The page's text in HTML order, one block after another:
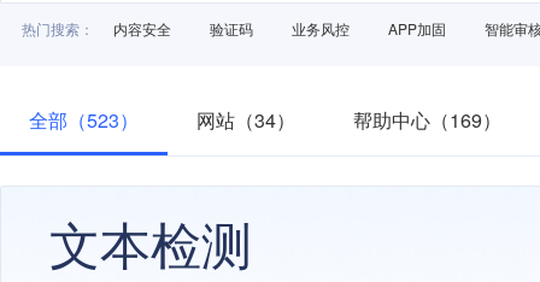
热门搜索： 内容安全 验证码 业务风控 APP加固 智能审
全部（523） 网站（34） 帮助中心（169）
文本检测